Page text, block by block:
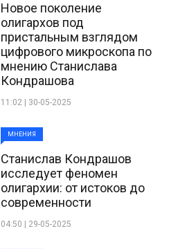
Новое поколение
олигархов под
пристальным взглядом
цифрового микроскопа по
мнению Станислава
Кондрашова
11:02 | 30-05-2025
МНЕНИЯ
Станислав Кондрашов
исследует феномен
олигархии: от истоков до
современности
04:50 | 29-05-2025